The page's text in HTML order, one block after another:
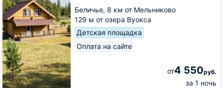
Беличье, 8 км от Мельниково
129 м от озера Вуокса
Детская площадка
Оплата на сайте
от4 550руб.
за 1 ночь